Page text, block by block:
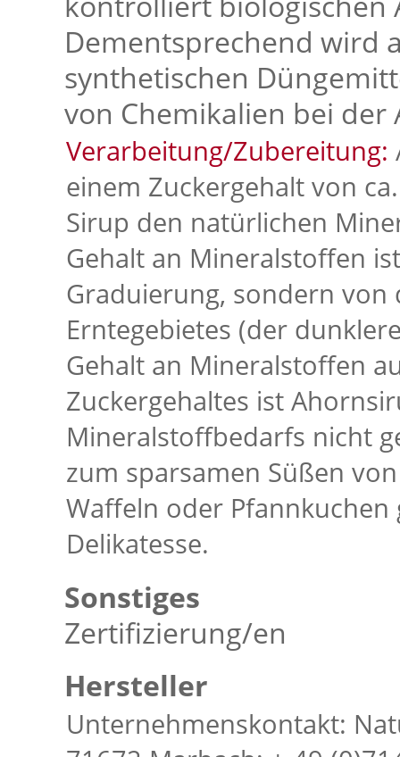
Dementsprechend wird
synthetischen
von Chemikalien bei
Verarbeitung/Zubereitung:
einem Zuckergehalt von
Sirup den natürlichen
Gehalt an Mineralstoffen
Graduierung, sondern
Erntegebietes (der
Gehalt an Mineralstoffen
Zuckergehaltes ist
Mineralstoffbedarfs nicht
zum sparsamen Süßen
Waffeln oder
Delikatesse.
Sonstiges
Zertifizierung/en
Hersteller
Unternehmenskontakt: